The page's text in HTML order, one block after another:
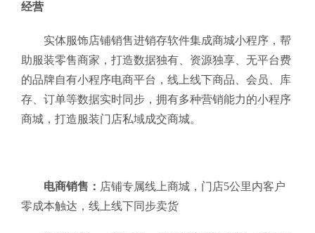
经营
实体服饰店铺销售进销存软件集成商城小程序，帮
助服装零售商家，打造数据独有、资源独享、无平台费
的品牌自有小程序电商平台，线上线下商品、会员、库
存、订单等数据实时同步，拥有多种营销能力的小程序
商城，打造服装门店私域成交商城。
电商销售： 店铺专属线上商城，门店5公里内客户
零成本触达，线上线下同步卖货